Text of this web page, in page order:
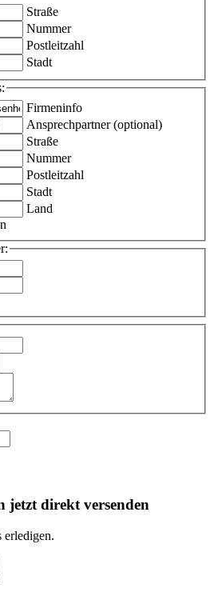
Straße
Nummer
Postleitzahl
Stadt
Firmeninfo
Ansprechpartner (optional)
Straße
Nummer
Postleitzahl
Stadt
Land
jetzt direkt versenden
erledigen.